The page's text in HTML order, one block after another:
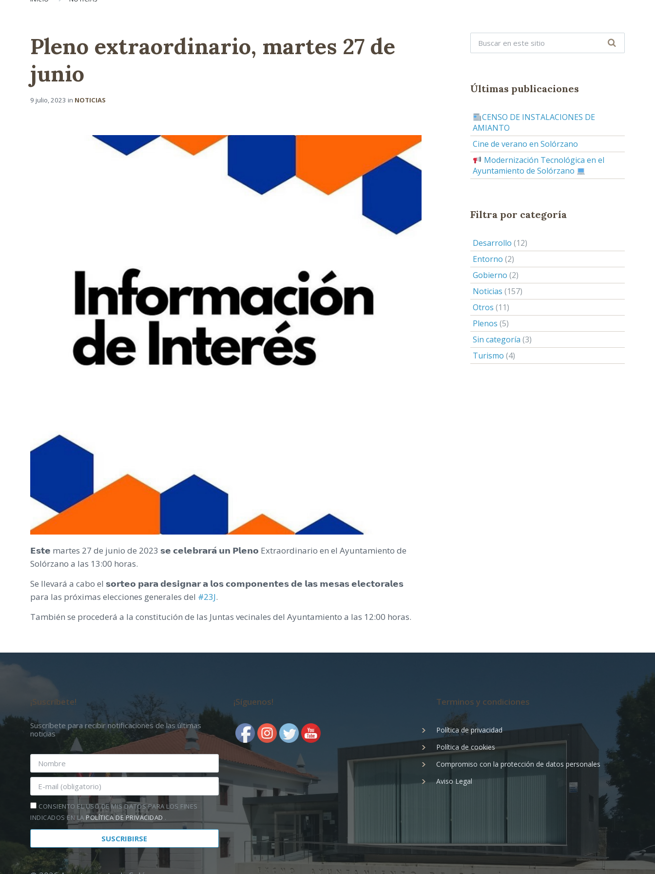
Pleno extraordinario, martes 27 de
junio
9 julio, 2023 in NOTICIAS
𝗘𝘀𝘁𝗲 martes 27 de junio de 2023 𝘀𝗲 𝗰𝗲𝗹𝗲𝗯𝗿𝗮𝗿𝗮́ 𝘂𝗻 𝗣𝗹𝗲𝗻𝗼 Extraordinario en el Ayuntamiento de
Solórzano a las 13:00 horas.
Se llevará a cabo el 𝘀𝗼𝗿𝘁𝗲𝗼 𝗽𝗮𝗿𝗮 𝗱𝗲𝘀𝗶𝗴𝗻𝗮𝗿 𝗮 𝗹𝗼𝘀 𝗰𝗼𝗺𝗽𝗼𝗻𝗲𝗻𝘁𝗲𝘀 𝗱𝗲 𝗹𝗮𝘀 𝗺𝗲𝘀𝗮𝘀 𝗲𝗹𝗲𝗰𝘁𝗼𝗿𝗮𝗹𝗲𝘀
para las próximas elecciones generales del #23J.
También se procederá a la constitución de las Juntas vecinales del Ayuntamiento a las 12:00 horas.
Últimas publicaciones
CENSO DE INSTALACIONES DE
AMIANTO
Cine de verano en Solórzano
Modernización Tecnológica en el
Ayuntamiento de Solórzano
Filtra por categoría
Desarrollo (12)
Entorno (2)
Gobierno (2)
Noticias (157)
Otros (11)
Plenos (5)
Sin categoría (3)
Turismo (4)
¡Suscríbete!
Suscríbete para recibir notificaciones de las últimas
noticias
CONSIENTO EL USO DE MIS DATOS PARA LOS FINES
INDICADOS EN LAPOLÍTICA DE PRIVACIDAD .
¡Síguenos! Terminos y condiciones
Política de privacidad
Política de cookies
Compromiso con la protección de datos personales
Aviso Legal